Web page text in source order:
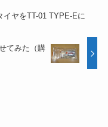
イヤをTT-01 TYPE-Eに
てみた（購